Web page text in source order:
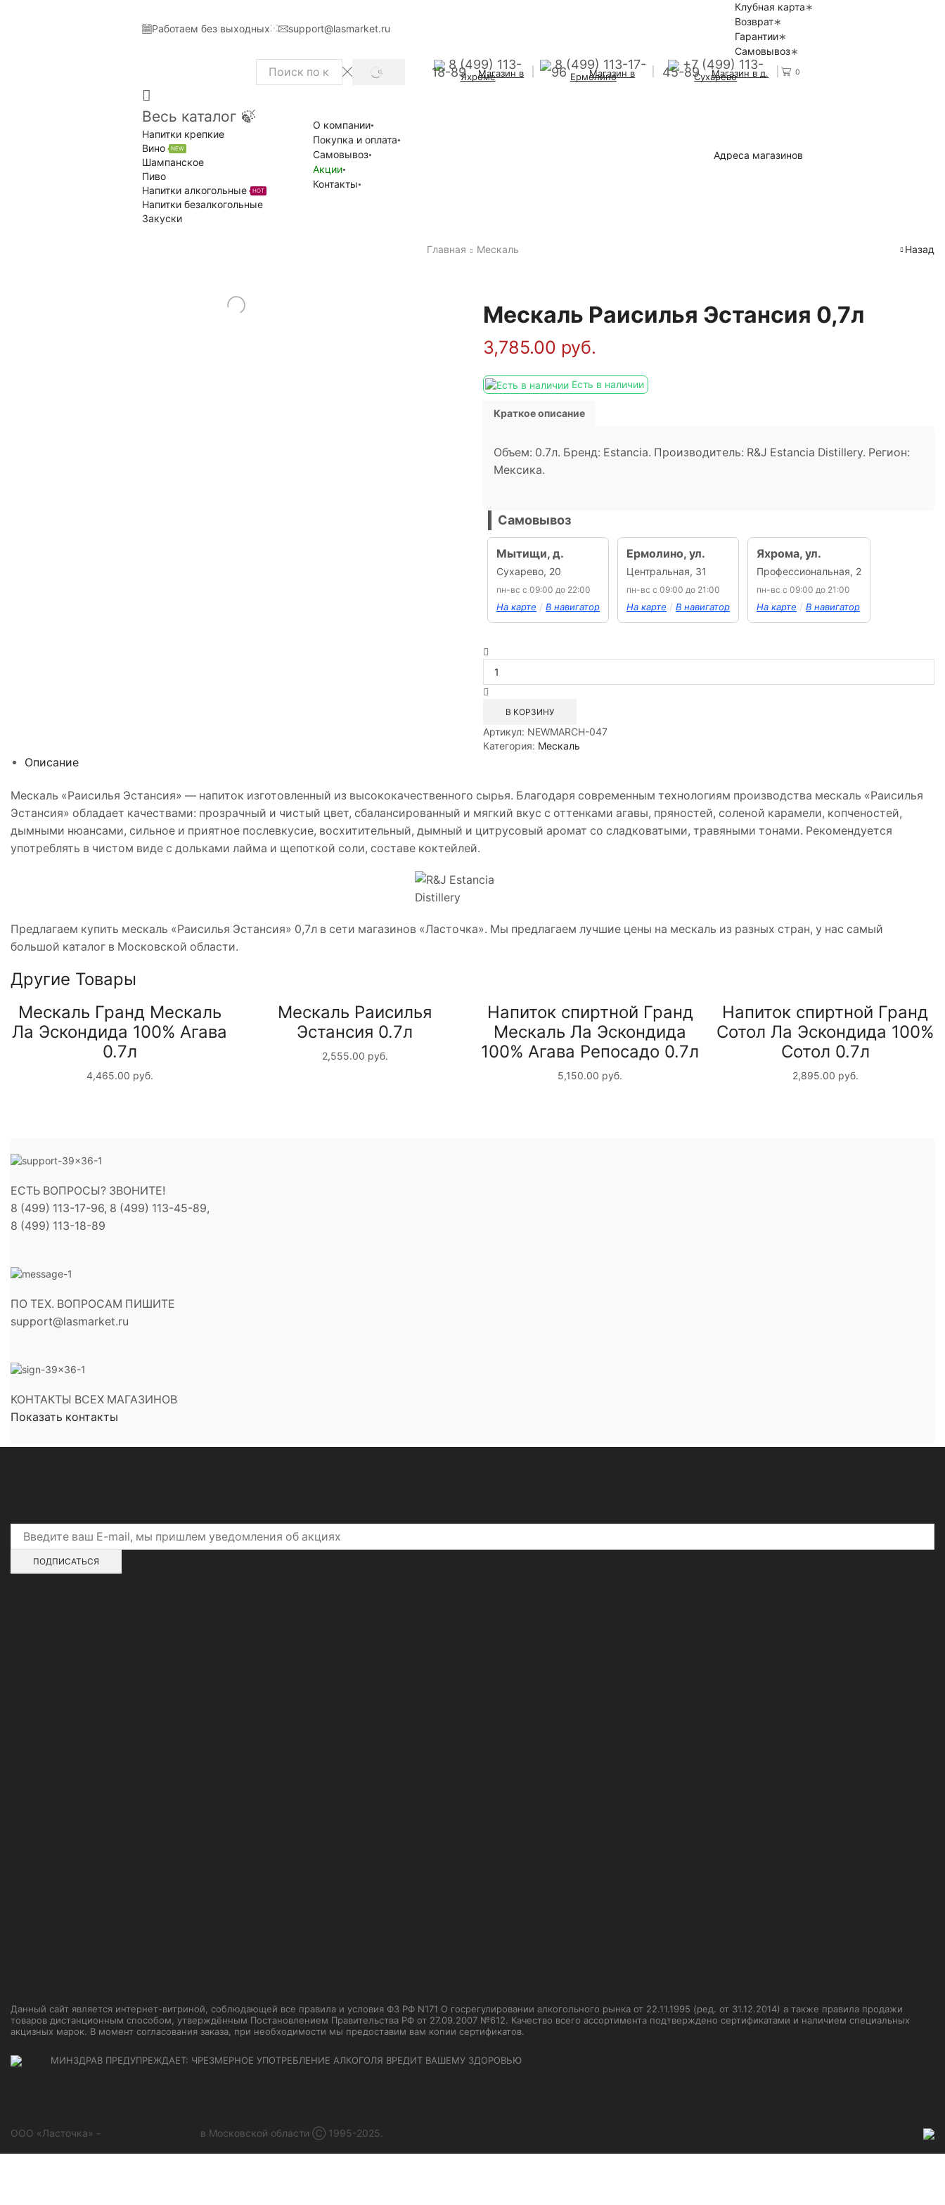
Работаем без выходных support@lasmarket.ru
Клубная карта
Возврат
Гарантии
Самовывоз
Search
SEARCH
8 (499) 113-
18-89 Магазин в
Яхроме
8 (499) 113-17-
96 Магазин в
Ермолино
+7 (499) 113-
45-89 Магазин в д.
Сухарево 0
Весь каталог 🍃
Напитки крепкие
Вино
NEW
Шампанское
Пиво
Напитки алкогольные
HOT
Напитки безалкогольные
Закуски
О компании
Покупка и оплата
Самовывоз
Акции
Контакты
Адреса магазинов
Главная Мескаль Назад
Мескаль Раисилья Эстансия 0,7л
3,785.00 руб.
Есть в наличии
Краткое описание
Объем: 0.7л. Бренд: Estancia. Производитель: R&J Estancia Distillery. Регион:
Мексика.
Самовывоз
Мытищи, д.
Сухарево, 20
пн-вс с 09:00 до 22:00
На карте / В навигатор
Ермолино, ул.
Центральная, 31
пн-вс с 09:00 до 21:00
На карте / В навигатор
Яхрома, ул.
Профессиональная, 2
пн-вс с 09:00 до 21:00
На карте / В навигатор
товара
Мескаль
Эстансия
В КОРЗИНУ
Артикул: NEWMARCH-047
Категория: Мескаль
Описание
Мескаль «Раисилья Эстансия» — напиток изготовленный из высококачественного сырья. Благодаря современным технологиям производства мескаль «Раисилья
Эстансия» обладает качествами: прозрачный и чистый цвет, сбалансированный и мягкий вкус с оттенками агавы, пряностей, соленой карамели, копченостей,
дымными нюансами, сильное и приятное послевкусие, восхитительный, дымный и цитрусовый аромат со сладковатыми, травяными тонами. Рекомендуется
употреблять в чистом виде с дольками лайма и щепоткой соли, составе коктейлей.
Предлагаем купить мескаль «Раисилья Эстансия» 0,7л в сети магазинов «Ласточка». Мы предлагаем лучшие цены на мескаль из разных стран, у нас самый
большой каталог в Московской области.
Другие Товары
Мескаль Гранд Мескаль
Ла Эскондида 100% Агава
0.7л
4,465.00 руб.
Мескаль Раисилья
Эстансия 0.7л
2,555.00 руб.
Напиток спиртной Гранд
Мескаль Ла Эскондида
100% Агава Репосадо 0.7л
5,150.00 руб.
Напиток спиртной Гранд
Сотол Ла Эскондида 100%
Сотол 0.7л
2,895.00 руб.
ЕСТЬ ВОПРОСЫ? ЗВОНИТЕ!
8 (499) 113-17-96, 8 (499) 113-45-89,
8 (499) 113-18-89
ПО ТЕХ. ВОПРОСАМ ПИШИТЕ
support@lasmarket.ru
КОНТАКТЫ ВСЕХ МАГАЗИНОВ
Показать контакты
Данный сайт является интернет-витриной, соблюдающей все правила и условия ФЗ РФ N171 О госрегулировании алкогольного рынка от 22.11.1995 (ред. от 31.12.2014) а также правила продажи
товаров дистанционным способом, утверждённым Постановлением Правительства РФ от 27.09.2007 №612. Качество всего ассортимента подтверждено сертификатами и наличием специальных
акцизных марок. В момент согласования заказа, при необходимости мы предоставим вам копии сертификатов.
МИНЗДРАВ ПРЕДУПРЕЖДАЕТ: ЧРЕЗМЕРНОЕ УПОТРЕБЛЕНИЕ АЛКОГОЛЯ ВРЕДИТ ВАШЕМУ ЗДОРОВЬЮ
ООО «Ласточка» - в Московской области Ⓒ 1995-2025.